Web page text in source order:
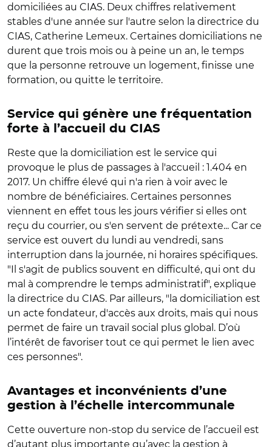
domiciliées au CIAS. Deux chiffres relativement
stables d'une année sur l'autre selon la directrice du
CIAS, Catherine Lemeux. Certaines domiciliations ne
durent que trois mois ou à peine un an, le temps
que la personne retrouve un logement, finisse une
formation, ou quitte le territoire.
Service qui génère une fréquentation
forte à l’accueil du CIAS
Reste que la domiciliation est le service qui
provoque le plus de passages à l'accueil : 1.404 en
2017. Un chiffre élevé qui n'a rien à voir avec le
nombre de bénéficiaires. Certaines personnes
viennent en effet tous les jours vérifier si elles ont
reçu du courrier, ou s'en servent de prétexte... Car ce
service est ouvert du lundi au vendredi, sans
interruption dans la journée, ni horaires spécifiques.
"Il s'agit de publics souvent en difficulté, qui ont du
mal à comprendre le temps administratif", explique
la directrice du CIAS. Par ailleurs, "la domiciliation est
un acte fondateur, d'accès aux droits, mais qui nous
permet de faire un travail social plus global. D’où
l’intérêt de favoriser tout ce qui permet le lien avec
ces personnes".
Avantages et inconvénients d’une
gestion à l’échelle intercommunale
Cette ouverture non-stop du service de l’accueil est
d’autant plus importante qu’avec la gestion à